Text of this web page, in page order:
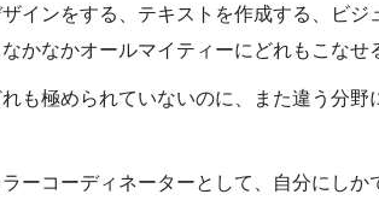
インをする、テキストを作成する、ビ
かなかオールマイティーにどれもこなせ
も極められていないのに、また違う分
ーコーディネーターとして、自分にし